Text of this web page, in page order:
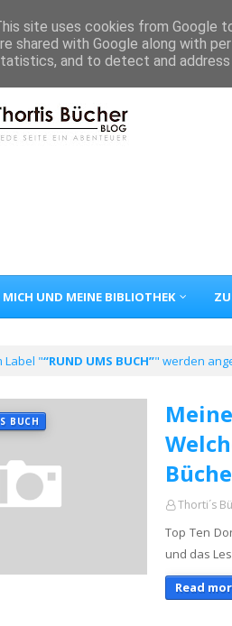
MICH UND MEINE BIBLIOTHEK
Label " RUND UMS BUCH " werden
BUCH
Thorti´s
Top Ten
und das
Read
site uses cookies from Google
shared with Google along with
and to detect and address